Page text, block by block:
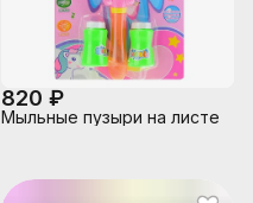
820 ₽
Мыльные пузыри на листе